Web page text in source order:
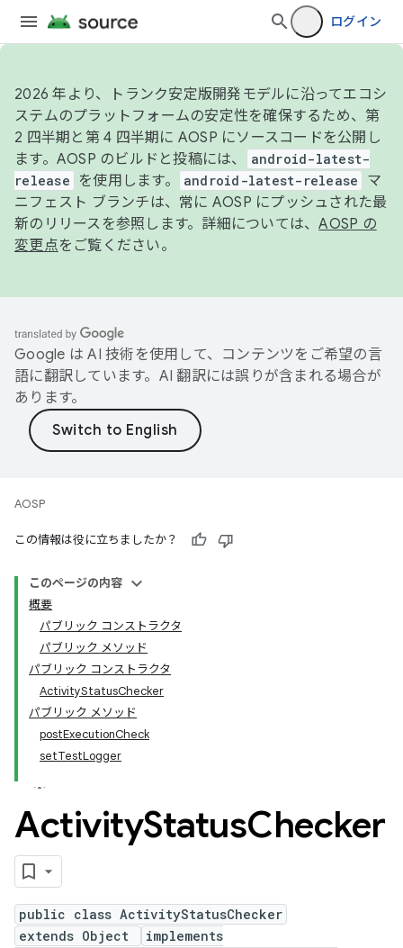
ログイン
2026 年より、トランク安定版開発モデルに沿ってエコシ
ステムのプラットフォームの安定性を確保するため、第
2 四半期と第 4 四半期に AOSP にソースコードを公開し
ます。AOSP のビルドと投稿には、
android-latest-
release
を使用します。 android-latest-release
マ
ニフェスト ブランチは、常に AOSP にプッシュされた最
新のリリースを参照します。詳細については、AOSP の
変更点をご覧ください。
Google は AI 技術を使用して、コンテンツをご希望の言
語に翻訳しています。AI 翻訳には誤りが含まれる場合が
あります。
AOSP
この情報は役に立ちましたか？
このページの内容
概要
パブリック コンストラクタ
パブリック メソッド
パブリック コンストラクタ
ActivityStatusChecker
パブリック メソッド
postExecutionCheck
setTestLogger
ActivityStatusChecker
public class ActivityStatusChecker
extends Object
implements